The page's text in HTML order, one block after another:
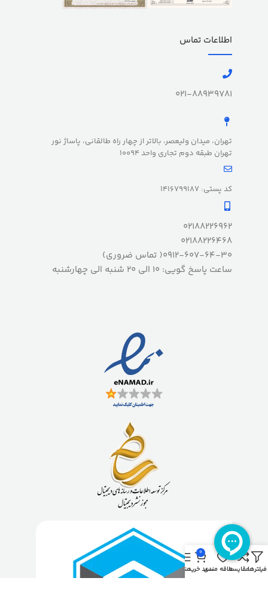
اطلاعات تماس
021-88939781
تهران، میدان ولیعصر، بالاتر از چهار راه طالقانی، پاساژ نور
تهران طبقه دوم تجاری واحد 10094
کد پستی: 1416799187
02188226962
02188226468
0912-607-64-30( تماس ضروری)
ساعت پاسخ گویی: 10 الی 20 شنبه الی چهارشنبه
فیلترهامقایسهعلاقه مندی
0
سبد خریدمنو